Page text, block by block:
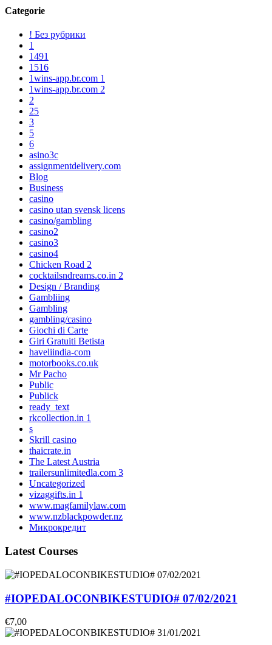
Categorie
! Без рубрики
1
1491
1516
1wins-app.br.com 1
1wins-app.br.com 2
2
25
3
5
6
asino3c
assignmentdelivery.com
Blog
Business
casino
casino utan svensk licens
casino/gambling
casino2
casino3
casino4
Chicken Road 2
cocktailsndreams.co.in 2
Design / Branding
Gambliing
Gambling
gambling/casino
Giochi di Carte
Giri Gratuiti Betista
haveliindia-com
motorbooks.co.uk
Mr Pacho
Public
Publick
ready_text
rkcollection.in 1
s
Skrill casino
thaicrate.in
The Latest Austria
trailersunlimitedla.com 3
Uncategorized
vizaggifts.in 1
www.magfamilylaw.com
www.nzblackpowder.nz
Микрокредит
Latest Courses
#IOPEDALOCONBIKESTUDIO# 07/02/2021
€7,00